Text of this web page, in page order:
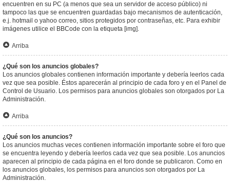
encuentren en su PC (a menos que sea un servidor de acceso público) ni
tampoco las que se encuentren guardadas bajo mecanismos de autenticación,
e.j. hotmail o yahoo correo, sitios protegidos por contraseñas, etc. Para exhibir
imágenes utilice el BBCode con la etiqueta [img].
Arriba
¿Qué son los anuncios globales?
Los anuncios globales contienen información importante y debería leerlos cada
vez que sea posible. Éstos aparecerán al principio de cada foro y en el Panel de
Control de Usuario. Los permisos para anuncios globales son otorgados por La
Administración.
Arriba
¿Qué son los anuncios?
Los anuncios muchas veces contienen información importante sobre el foro que
se encuentra leyendo y debería leerlos cada vez que sea posible. Los anuncios
aparecen al principio de cada página en el foro donde se publicaron. Como en
los anuncios globales, los permisos para anuncios son otorgados por La
Administración.